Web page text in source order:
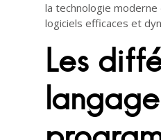
la technologie
logiciels efficaces et
Les